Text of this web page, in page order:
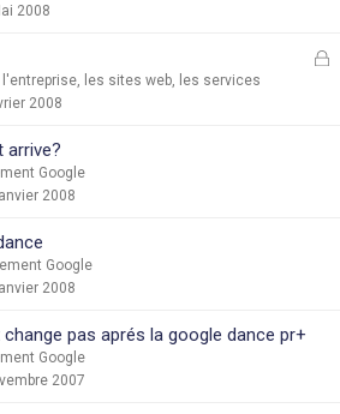
2008
F
l'entreprise, les sites web, les services
2008
arrive?
Google
2008
Google
2008
pas aprés la google dance pr+
Google
2007